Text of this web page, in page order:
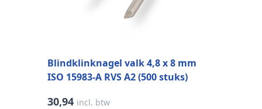
Blindklinknagel valk 4,8 x 8 mm
ISO 15983-A RVS A2 (500 stuks)
30,94 incl. btw